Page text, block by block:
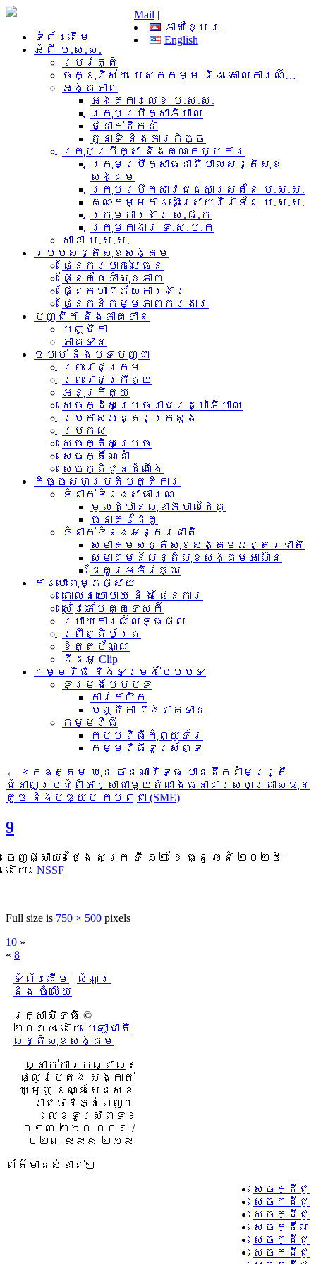
Mail |
ភាសាខ្មែរ
English
ទំព័រដើម
អំពី​ ប.ស.ស.
ប្រវត្តិ
ចក្ខុវិស័យ បេសកកម្ម និង គោលការណ៍…
អង្គភាព
អង្គការលេខ ប.ស.ស.
ក្រុមប្រឹក្សាភិបាល
ថ្នាក់ដឹកនាំ
តួនាទី និងភារកិច្ច
ក្រុមប្រឹក្សា និងគណៈកម្មការ
ក្រុមប្រឹក្សាធនាភិបាលសន្តិសុខ
សង្គម
ក្រុមប្រឹក្សាវេជ្ជសាស្រ្តនៃ ប.ស.ស.
គណៈកម្មការដោះស្រាយវិវាទនៃ ប.ស.ស.
ក្រុមការងារ​ ស.ផ.ក
ក្រុមកាងារ ទ.ស.ប.ក
សាខា ប.ស.ស.
របបសន្តិសុខសង្គម
ផ្នែកប្រាក់សោធន
ផ្នែកថែទាំសុខភាព
ផ្នែកហានិភ័យការងារ
ផ្នែកនិកម្មភាពការងារ
បញ្ជិកា និងភាគទាន
បញ្ជិកា
ភាគទាន
ច្បាប់ និងបទបញ្ជា
ព្រះរាជក្រម
ព្រះរាជក្រឹត្យ
អនុក្រឹត្យ
សេចក្ដីសម្រេចរាជរដ្ឋាភិបាល
ប្រកាសអន្តរក្រសួង
ប្រកាស
សេចក្តីសម្រេច
សេចក្តីណែនាំ
សេចក្តីជូនដំណឹង
កិច្ចសហប្រតិបត្តិការ
ទំនាក់ទំនង​សាធារណៈ
មូលដ្ឋានសុខាភិបាលដៃគូ
ធនាគារដៃគូ
ទំនាក់​ទំនង​អន្តរ​ជាតិ
សមាគមសន្តិសុខសង្គមអន្តរជាតិ
សមាគមន៍សន្តិសុខសង្គមអាស៊ាន​
ដៃគូរអភិវឌ្ឍ
ការបោះពុម្ភផ្សាយ
គោលនយោបាយ និង ផែនការ
សៀវភៅមគ្គទេសក៍
របាយការណ៍លទ្ធផល
ព្រឹត្តិប័ត្រ
ខិត្តប័ណ្ណ
វីដេអូ Clip
កម្មវិធី និងទម្រង់បែបបទ
ទម្រង់បែបបទ
តាវកាលិក
បញ្ជិកា និងភាគទាន
កម្មវិធី
កម្មវិធីកុំព្យូទ័រ
កម្មវិធីទូរស័ព្ទ
←
ឯកឧត្តម ឃុន ចាន់ណារិទ្ធ បានដឹកនាំមន្ត្រី
ជំនាញប្រជុំពិភាក្សាជាមួយតំណាងធនាគារសហគ្រាសធុន
តូច និងមធ្យម កម្ពុជា (SME)
9
ចេញផ្សាយ៖ ថ្ងៃ សុក្រ ទី ១២ ខែ ធ្នូ ឆ្នាំ ២០២៥ |
ដោយ៖ NSSF
Full size is 750 × 500 pixels
10 »
« 8
ទំព័រដើម | សំណួរ
និង ចំលើយ
រក្សាសិទ្ធិ ©
២០១៤ ដោយ​ បេឡាជាតិ
សន្តិសុខសង្គម
ស្នាក់ការកណ្តាល ៖
ផ្លូវបេតុង សង្កាត់
ឃ្មួញ ខណ្ឌសែនសុខ
រាជធានីភ្នំពេញ។
លេខទូរស័ព្ទ ៖
០២៣ ២៦០ ០០១ /
០២៣ ៩៩៩ ២១៩
ព័ត៌មានសំខាន់ៗ
សេចក្ដីជូ
សេចក្ដីជូ
សេចក្ដី
សេចក្ដីណ
សេចក្ដី
សេចក្ដីជូ